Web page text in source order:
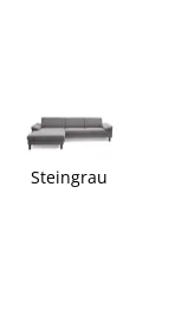
Steingrau